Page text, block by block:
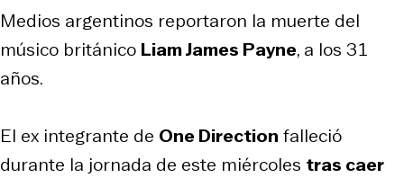
Medios argentinos reportaron la muerte del
músico británico Liam James Payne, a los 31
años.
El ex integrante de One Direction falleció
durante la jornada de este miércoles tras caer